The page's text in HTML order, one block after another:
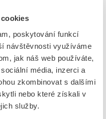
poskytování funkcí
návštěvnosti využíváme
jak náš web používáte,
média, inzerci a
zkombinovat s dalšími
nebo které získali v
služby.
do košíku